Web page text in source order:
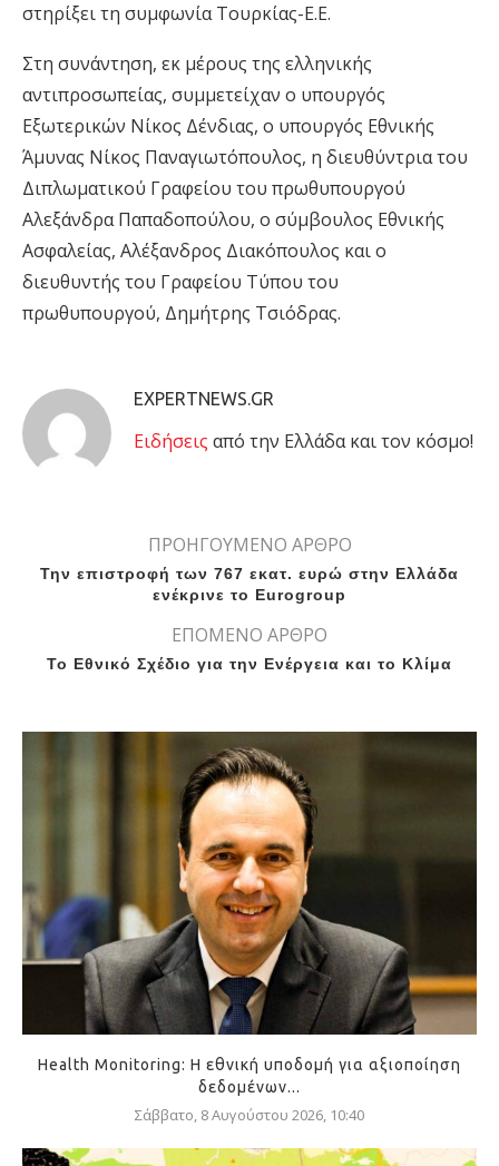
στηρίξει τη συμφωνία Τουρκίας-Ε.Ε.
Στη συνάντηση, εκ μέρους της ελληνικής
αντιπροσωπείας, συμμετείχαν ο υπουργός
Εξωτερικών Νίκος Δένδιας, ο υπουργός Εθνικής
Άμυνας Νίκος Παναγιωτόπουλος, η διευθύντρια του
Διπλωματικού Γραφείου του πρωθυπουργού
Αλεξάνδρα Παπαδοπούλου, ο σύμβουλος Εθνικής
Ασφαλείας, Αλέξανδρος Διακόπουλος και ο
διευθυντής του Γραφείου Τύπου του
πρωθυπουργού, Δημήτρης Τσιόδρας.
EXPERTNEWS.GR
Eιδήσεις από την Ελλάδα και τον κόσμο!
ΠΡΟΗΓΟΥΜΕΝΟ ΑΡΘΡΟ
Την επιστροφή των 767 εκατ. ευρώ στην Ελλάδα
ενέκρινε το Eurogroup
ΕΠΟΜΕΝΟ ΑΡΘΡΟ
Το Εθνικό Σχέδιο για την Ενέργεια και το Κλίμα
Health Monitoring: Η εθνική υποδομή για αξιοποίηση
δεδομένων...
Σάββατο, 8 Αυγούστου 2026, 10:40